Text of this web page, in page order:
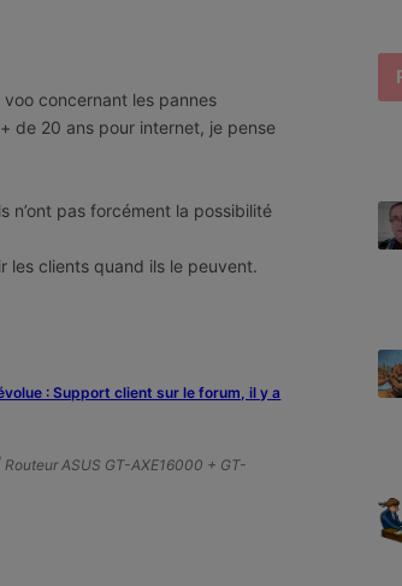
voo concernant les pannes
de 20 ans pour internet, je pense
n’ont pas forcément la possibilité
les clients quand ils le peuvent.
: Support client sur le forum, il y a
ASUS GT-AXE16000 + GT-